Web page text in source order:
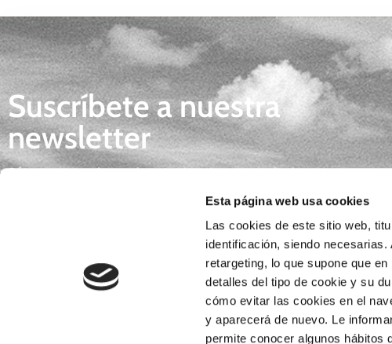
Esta página web usa cookies
Las cookies de este sitio web,
identificación, siendo
retargeting, lo que supone que
detalles del tipo de cookie y su
cómo evitar las cookies en el
y aparecerá de nuevo. Le
permite conocer algunos hábitos
Suscríbete a nuestra
newsletter
Síguenos y descubre todas las novedades
POLÍTICA DE PRIVACIDAD.
Fichero BORGES S.A. Ejercicio de derechos en el e-mail lopd@borges-big.comy